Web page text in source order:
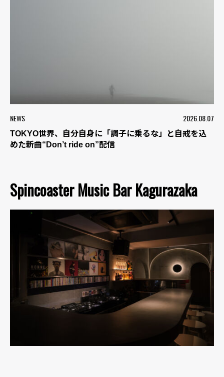
NEWS 2026.08.07
TOKYO世界、自分自身に「調子に乗るな」と自戒を込
めた新曲“Don’t ride on”配信
Spincoaster Music Bar Kagurazaka